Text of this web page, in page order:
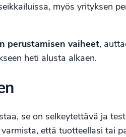
myös yrityksen
perustamisen vaiheet,
heti alusta alkaen.
se on selkeytettävä ja
että tuotteellasi tai